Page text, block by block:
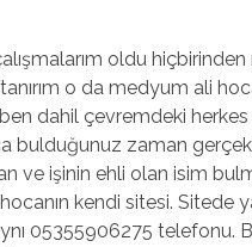
oldu
o da medyum ali
dahil çevremdeki herkes
bulduğunuz zaman
ve işinin ehli olan isim
kendi sitesi. Sitede
05355906275 telefonu.